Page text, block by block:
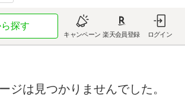
探す
キャンペーン 楽天会員登録 ログイン
ジは見つかりませんでした。